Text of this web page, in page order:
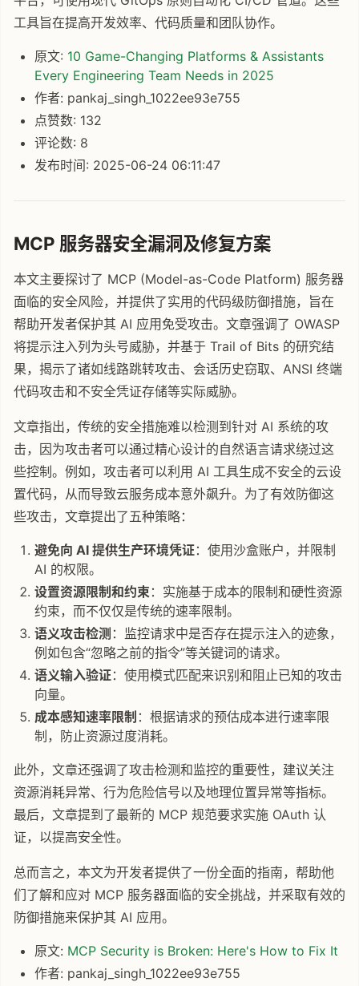
工具旨在提高开发效率、代码质量和团队协作。
原文: 10 Game-Changing Platforms & Assistants
Every Engineering Team Needs in 2025
作者: pankaj_singh_1022ee93e755
点赞数: 132
评论数: 8
发布时间: 2025-06-24 06:11:47
MCP 服务器安全漏洞及修复方案
本文主要探讨了 MCP (Model-as-Code Platform) 服务器
面临的安全风险，并提供了实用的代码级防御措施，旨在
帮助开发者保护其 AI 应用免受攻击。文章强调了 OWASP
将提示注入列为头号威胁，并基于 Trail of Bits 的研究结
果，揭示了诸如线路跳转攻击、会话历史窃取、ANSI 终端
代码攻击和不安全凭证存储等实际威胁。
文章指出，传统的安全措施难以检测到针对 AI 系统的攻
击，因为攻击者可以通过精心设计的自然语言请求绕过这
些控制。例如，攻击者可以利用 AI 工具生成不安全的云设
置代码，从而导致云服务成本意外飙升。为了有效防御这
些攻击，文章提出了五种策略：
避免向 AI 提供生产环境凭证：使用沙盒账户，并限制
AI 的权限。
设置资源限制和约束 ：实施基于成本的限制和硬性资源
约束，而不仅仅是传统的速率限制。
语义攻击检测 ：监控请求中是否存在提示注入的迹象，
例如包含“忽略之前的指令”等关键词的请求。
语义输入验证：使用模式匹配来识别和阻止已知的攻击
向量。
成本感知速率限制 ：根据请求的预估成本进行速率限
制，防止资源过度消耗。
此外，文章还强调了攻击检测和监控的重要性，建议关注
资源消耗异常、行为危险信号以及地理位置异常等指标。
最后，文章提到了最新的 MCP 规范要求实施 OAuth 认
证，以提高安全性。
总而言之，本文为开发者提供了一份全面的指南，帮助他
们了解和应对 MCP 服务器面临的安全挑战，并采取有效的
防御措施来保护其 AI 应用。
原文: MCP Security is Broken: Here's How to Fix It
作者: pankaj_singh_1022ee93e755